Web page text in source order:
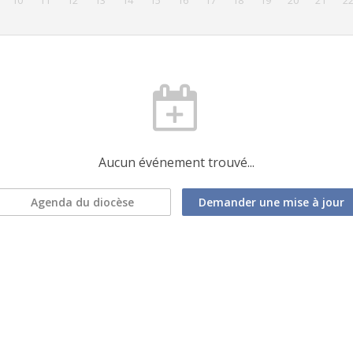
Aucun événement trouvé...
Agenda du diocèse Demander une mise à jour